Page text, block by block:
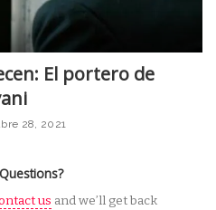
El portero de
28, 2021
us and we’ll get back